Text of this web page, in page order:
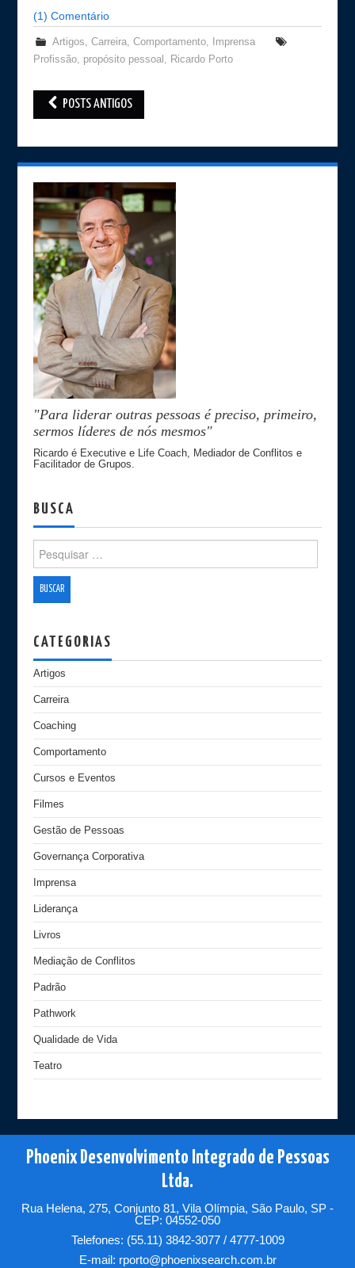
(1) Comentário
Artigos Carreira, Comportamento,
Imprensa
Profissão
propósito pessoal Ricardo Porto
POSTS ANTIGOS
"Para liderar outras pessoas é preciso, primeiro,
sermos líderes de nós mesmos"
Ricardo é Executive e Life Coach, Mediador de Conflitos e
Facilitador de Grupos.
BUSCA
Search for:
CATEGORIAS
Artigos
Carreira
Coaching
Comportamento
Cursos e Eventos
Filmes
Gestão de Pessoas
Governança Corporativa
Imprensa
Liderança
Livros
Mediação de Conflitos
Padrão
Pathwork
Qualidade de Vida
Teatro
Phoenix Desenvolvimento Integrado de Pessoas
Ltda.
Rua Helena, 275, Conjunto 81, Vila Olímpia, São Paulo, SP -
CEP: 04552-050
Telefones: (55.11) 3842-3077 / 4777-1009
E-mail: rporto@phoenixsearch.com.br